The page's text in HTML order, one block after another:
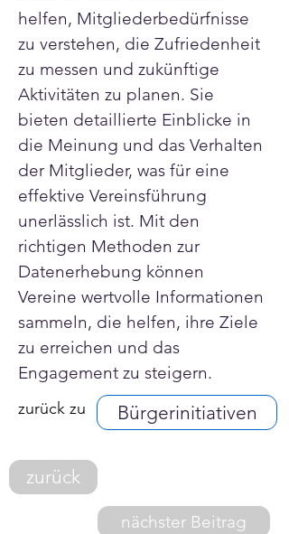
zurück zu Bürgerinitiativen
helfen, Mitgliederbedürfnisse
zu verstehen, die Zufriedenheit
zu messen und zukünftige
Aktivitäten zu planen. Sie
bieten detaillierte Einblicke in
die Meinung und das Verhalten
der Mitglieder, was für eine
effektive Vereinsführung
unerlässlich ist. Mit den
richtigen Methoden zur
Datenerhebung können
Vereine wertvolle Informationen
sammeln, die helfen, ihre Ziele
zu erreichen und das
Engagement zu steigern.
zurück
nächster Beitrag